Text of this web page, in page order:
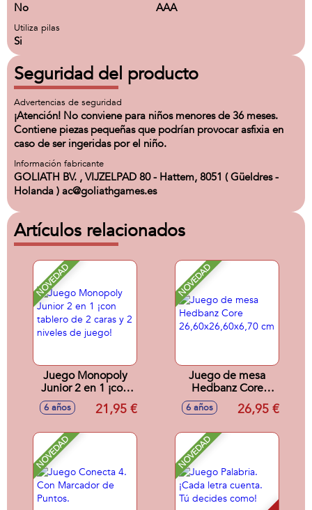
No AAA
Utiliza pilas
Si
Seguridad del producto
Advertencias de seguridad
¡Atención! No conviene para niños menores de 36 meses.
Contiene piezas pequeñas que podrían provocar asfixia en
caso de ser ingeridas por el niño.
Información fabricante
GOLIATH BV. , VIJZELPAD 80 - Hattem, 8051 ( Güeldres -
Holanda ) ac@goliathgames.es
Artículos relacionados
NOVEDAD
Juego Monopoly
Junior 2 en 1 ¡con
tablero de 2 caras y
2 niveles de juego!
6 años 21,95 €
NOVEDAD
Juego de mesa
Hedbanz Core
26,60x26,60x6,70
6 años 26,95 €
NOVEDAD NOVEDAD